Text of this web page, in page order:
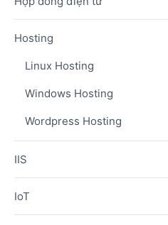
Hosting
Linux Hosting
Windows Hosting
Wordpress Hosting
IIS
IoT